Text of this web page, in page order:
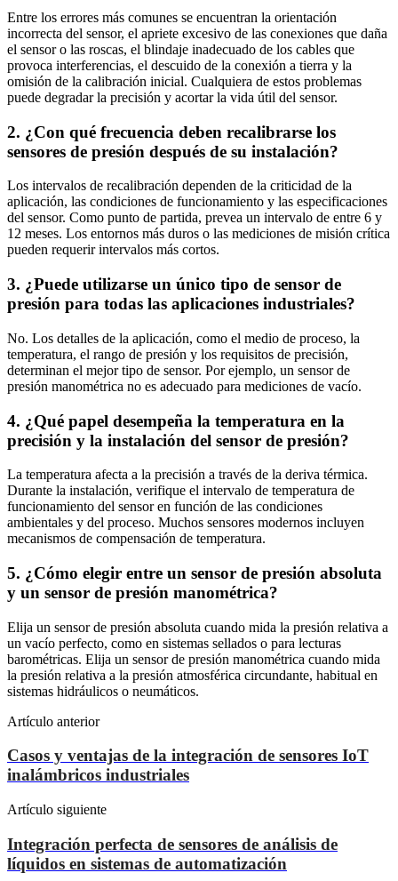
Entre los errores más comunes se encuentran la orientación
incorrecta del sensor, el apriete excesivo de las conexiones que daña
el sensor o las roscas, el blindaje inadecuado de los cables que
provoca interferencias, el descuido de la conexión a tierra y la
omisión de la calibración inicial. Cualquiera de estos problemas
puede degradar la precisión y acortar la vida útil del sensor.
2. ¿Con qué frecuencia deben recalibrarse los
sensores de presión después de su instalación?
Los intervalos de recalibración dependen de la criticidad de la
aplicación, las condiciones de funcionamiento y las especificaciones
del sensor. Como punto de partida, prevea un intervalo de entre 6 y
12 meses. Los entornos más duros o las mediciones de misión crítica
pueden requerir intervalos más cortos.
3. ¿Puede utilizarse un único tipo de sensor de
presión para todas las aplicaciones industriales?
No. Los detalles de la aplicación, como el medio de proceso, la
temperatura, el rango de presión y los requisitos de precisión,
determinan el mejor tipo de sensor. Por ejemplo, un sensor de
presión manométrica no es adecuado para mediciones de vacío.
4. ¿Qué papel desempeña la temperatura en la
precisión y la instalación del sensor de presión?
La temperatura afecta a la precisión a través de la deriva térmica.
Durante la instalación, verifique el intervalo de temperatura de
funcionamiento del sensor en función de las condiciones
ambientales y del proceso. Muchos sensores modernos incluyen
mecanismos de compensación de temperatura.
5. ¿Cómo elegir entre un sensor de presión absoluta
y un sensor de presión manométrica?
Elija un sensor de presión absoluta cuando mida la presión relativa a
un vacío perfecto, como en sistemas sellados o para lecturas
barométricas. Elija un sensor de presión manométrica cuando mida
la presión relativa a la presión atmosférica circundante, habitual en
sistemas hidráulicos o neumáticos.
Artículo anterior
Casos y ventajas de la integración de sensores IoT
inalámbricos industriales
Artículo siguiente
Integración perfecta de sensores de análisis de
líquidos en sistemas de automatización